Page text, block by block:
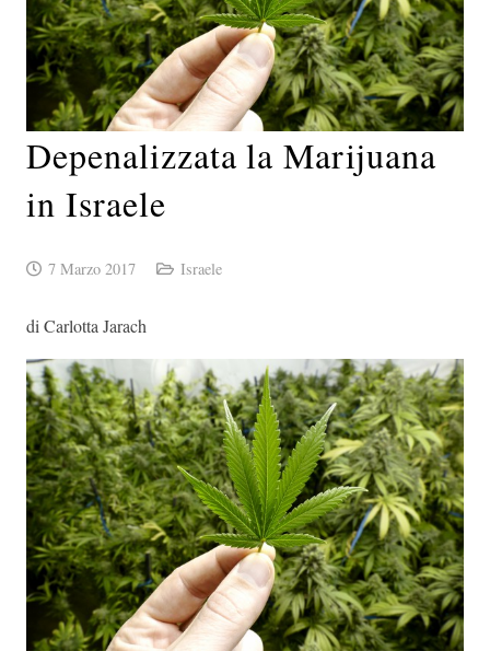
Depenalizzata la Marijuana
in Israele
7 Marzo 2017 Israele
di Carlotta Jarach